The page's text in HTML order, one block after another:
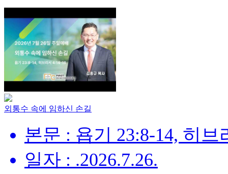
외통수 속에 임하신 손길
본문 : 욥기 23:8-14, 히브
일자 : .2026.7.26.